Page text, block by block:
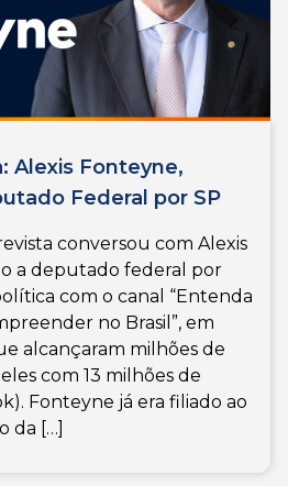
Alexis Fonteyne,
Federal por SP
conversou com Alexis
a deputado federal por
com o canal “Entenda
no Brasil”, em
alcançaram milhões de
com 13 milhões de
Fonteyne já era filiado ao
da […]